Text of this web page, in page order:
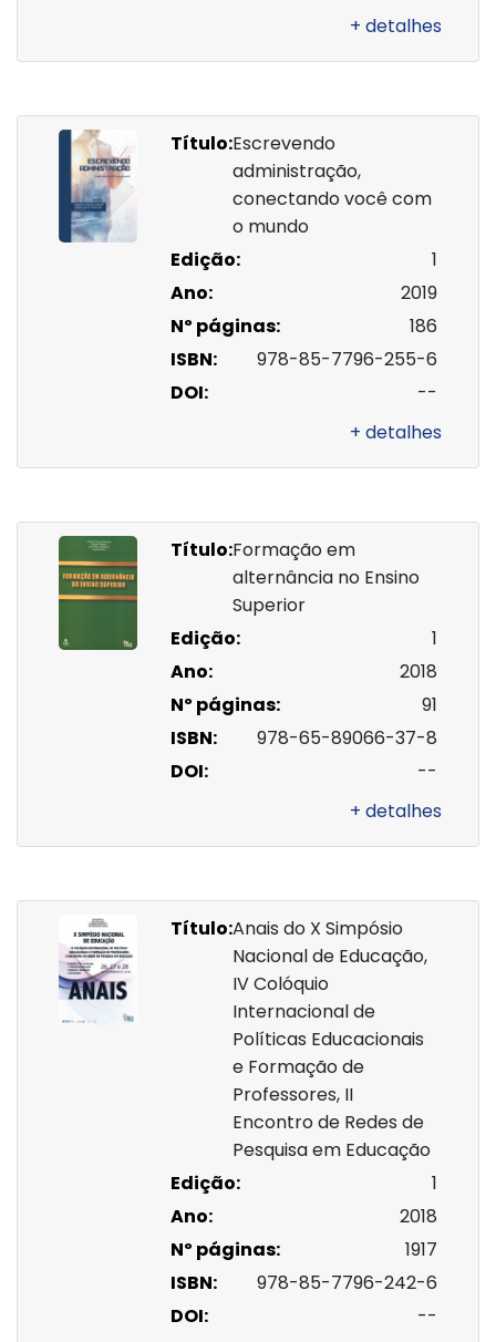
+ detalhes
Título:Escrevendo
administração,
conectando você com
o mundo
Edição:
1
Ano:
2019
Nº páginas:
186
ISBN:
978-85-7796-255-6
DOI:
--
+ detalhes
Título:Formação em
alternância no Ensino
Superior
Edição:
1
Ano:
2018
Nº páginas:
91
ISBN:
978-65-89066-37-8
DOI:
--
+ detalhes
Título:Anais do X Simpósio
Nacional de Educação,
IV Colóquio
Internacional de
Políticas Educacionais
e Formação de
Professores, II
Encontro de Redes de
Pesquisa em Educação
Edição:
1
Ano:
2018
Nº páginas:
1917
ISBN:
978-85-7796-242-6
DOI:
--